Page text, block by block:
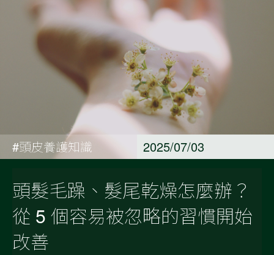
#頭皮養護知識 2025/07/03
頭髮毛躁、髮尾乾燥怎麼辦？
從 5 個容易被忽略的習慣開始
改善